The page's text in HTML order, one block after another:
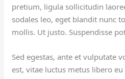
pretium, ligula sollicitudin
sodales leo, eget blandit nunc
mollis. Ut justo. Suspendisse
Sed egestas, ante et vulputate
est, vitae luctus metus libero